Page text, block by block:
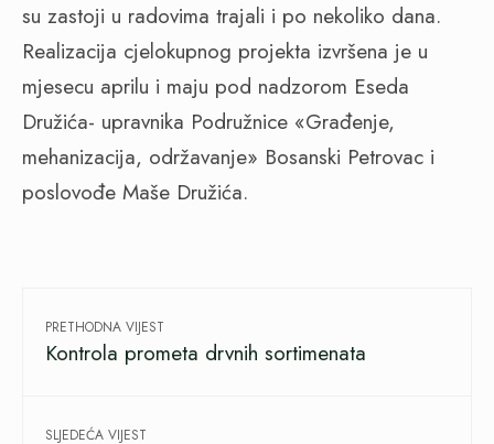
su zastoji u radovima trajali i po nekoliko dana.
Realizacija cjelokupnog projekta izvršena je u
mjesecu aprilu i maju pod nadzorom Eseda
Družića- upravnika Podružnice «Građenje,
mehanizacija, održavanje» Bosanski Petrovac i
poslovođe Maše Družića.
PRETHODNA VIJEST
Kontrola prometa drvnih sortimenata
SLJEDEĆA VIJEST